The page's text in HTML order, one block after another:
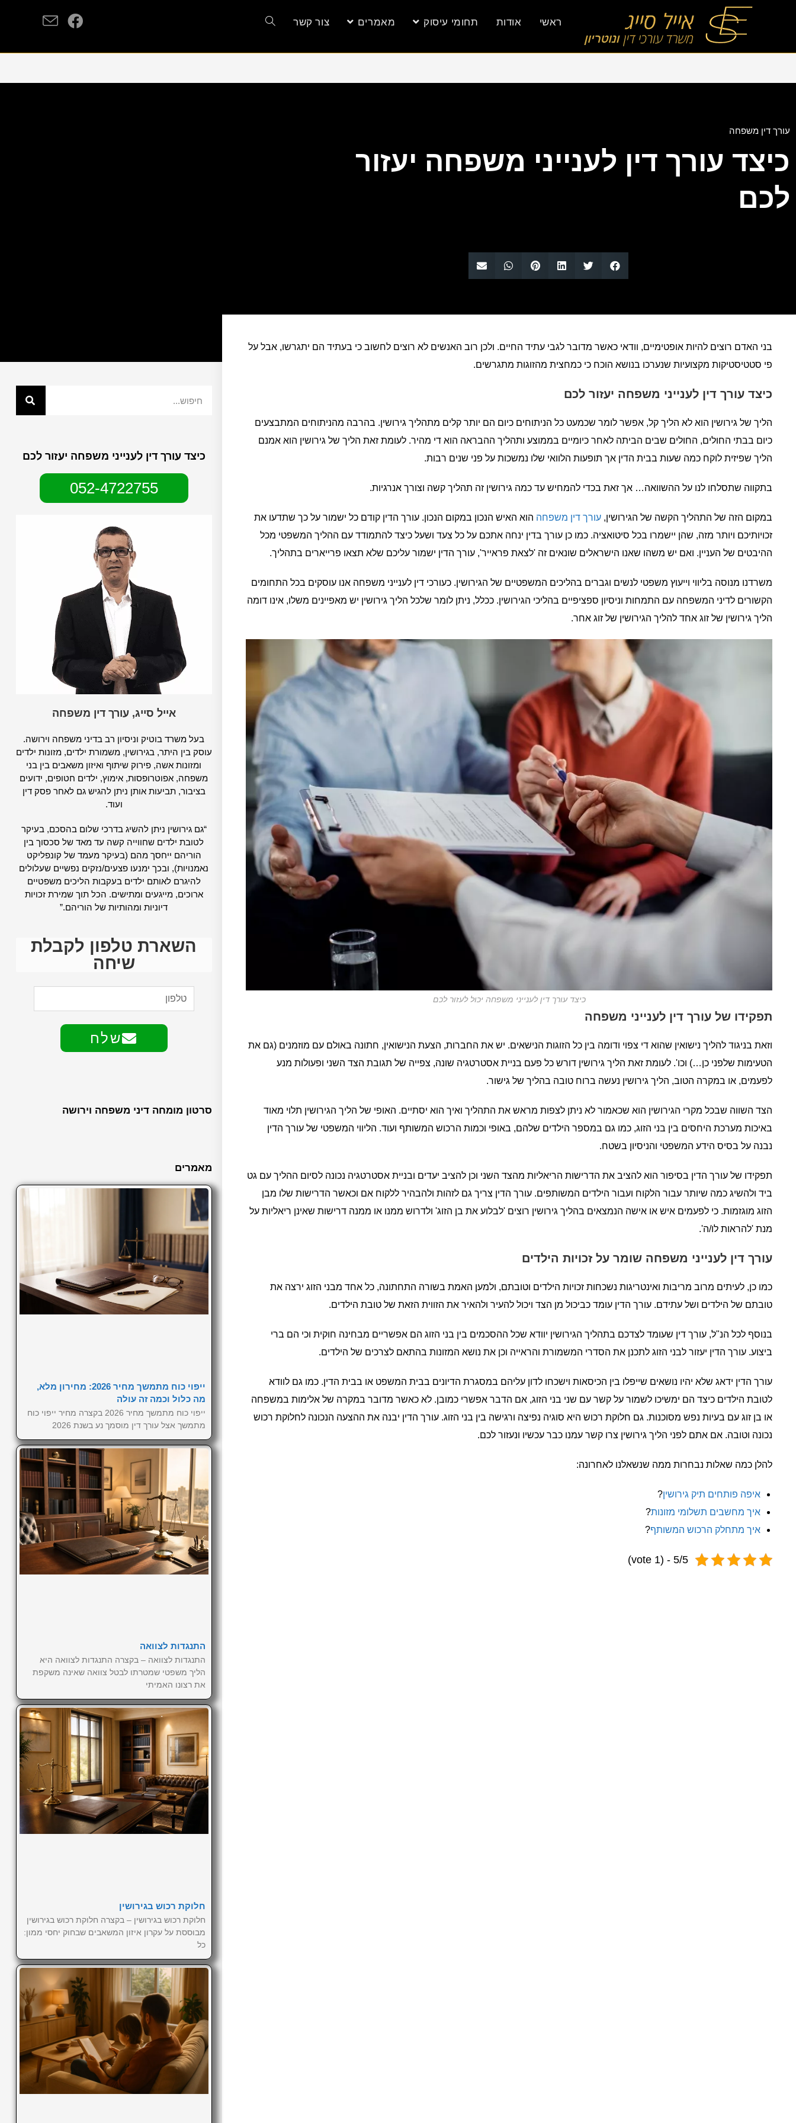
ראשי אודות תחומי עיסוק מאמרים צור קשר
עורך דין משפחה
כיצד עורך דין לענייני משפחה יעזור
לכם
בני האדם רוצים להיות אופטימיים, וודאי כאשר מדובר לגבי עתיד החיים. ולכן רוב האנשים לא רוצים לחשוב כי בעתיד הם יתגרשו, אבל על
פי סטטיסטיקות מקצועיות שנערכו בנושא הוכח כי כמחצית מהזוגות מתגרשים.
כיצד עורך דין לענייני משפחה יעזור לכם
הליך של גירושין הוא לא הליך קל, אפשר לומר שכמעט כל הניתוחים כיום הם יותר קלים מתהליך גירושין. בהרבה מהניתוחים המתבצעים
כיום בבתי החולים, החולים שבים הביתה לאחר כיומיים בממוצע ותהליך ההבראה הוא די מהיר. לעומת זאת הליך של גירושין הוא אמנם
הליך שפיזית לוקח כמה שעות בבית הדין אך תופעות הלוואי שלו נמשכות על פני שנים רבות.
בתקווה שתסלחו לנו על ההשוואה… אך זאת בכדי להמחיש עד כמה גירושין זה תהליך קשה וצורך אנרגיות.
במקום הזה של התהליך הקשה של הגירושין, עורך דין משפחה הוא האיש הנכון במקום הנכון. עורך הדין קודם כל ישמור על כך שתדעו את
זכויותיכם ויותר מזה, שהן יישמרו בכל סיטואציה. כמו כן עורך בדין ינחה אתכם על כל צעד ושעל כיצד להתמודד עם ההליך המשפטי מכל
ההיבטים של העניין. ואם יש משהו שאנו הישראלים שונאים זה 'לצאת פראייר', עורך הדין ישמור עליכם שלא תצאו פרייארים בתהליך.
משרדנו מנוסה בליווי וייעוץ משפטי לנשים וגברים בהליכים המשפטיים של הגירושין. כעורכי דין לענייני משפחה אנו עוסקים בכל התחומים
הקשורים לדיני המשפחה עם התמחות וניסיון ספציפיים בהליכי הגירושין. ככלל, ניתן לומר שלכל הליך גירושין יש מאפיינים משלו, אינו דומה
הליך גירושין של זוג אחד להליך הגירושין של זוג אחר.
כיצד עורך דין לענייני משפחה יכול לעזור לכם
תפקידו של עורך דין לענייני משפחה
וזאת בניגוד להליך נישואין שהוא די צפוי ודומה בין כל הזוגות הנישאים. יש את החברות, הצעת הנישואין, חתונה באולם עם מוזמנים (גם את
הטעימות שלפני כן…) וכו'. לעומת זאת הליך גירושין דורש כל פעם בניית אסטרטגיה שונה, צפייה של תגובת הצד השני ופעולות מנע
לפעמים, או במקרה הטוב, הליך גירושין נעשה ברוח טובה בהליך של גישור.
הצד השווה שבכל מקרי הגירושין הוא שכאמור לא ניתן לצפות מראש את התהליך ואיך הוא יסתיים. האופי של הליך הגירושין תלוי מאוד
באיכות מערכת היחסים בין בני הזוג, כמו גם במספר הילדים שלהם, באופי וכמות הרכוש המשותף ועוד. הליווי המשפטי של עורך הדין
נבנה על בסיס הידע המשפטי והניסיון בשטח.
תפקידו של עורך הדין בסיפור הוא להציב את הדרישות הריאליות מהצד השני וכן להציב יעדים ובניית אסטרטגיה נכונה לסיום ההליך עם גט
ביד ולהשיג כמה שיותר עבור הלקוח ועבור הילדים המשותפים. עורך הדין צריך גם לזהות ולהבהיר ללקוח אם וכאשר הדרישות שלו מבן
הזוג מוגזמות. כי לפעמים איש או אישה הנמצאים בהליך גירושין רוצים 'לבלוע את בן הזוג' ולדרוש ממנו או ממנה דרישות שאינן ריאליות על
מנת 'להראות לו/ה'.
עורך דין לענייני משפחה שומר על זכויות הילדים
כמו כן, לעיתים מרוב מריבות ואינטריגות נשכחות זכויות הילדים וטובתם, ולמען האמת בשורה התחתונה, כל אחד מבני הזוג ירצה את
טובתם של הילדים ושל עתידם. עורך הדין עומד כביכול מן הצד ויכול להעיר ולהאיר את הזווית הזאת של טובת הילדים.
בנוסף לכל הנ"ל, עורך דין שעומד לצדכם בתהליך הגירושין יוודא שכל ההסכמים בין בני הזוג הם אפשריים מבחינה חוקית וכי הם ברי
ביצוע. עורך הדין יעזור לבני הזוג לתכנן את הסדרי המשמורת והראייה וכן את נושא המזונות בהתאם לצרכים של הילדים.
עורך הדין ידאג שלא יהיו נושאים שייפלו בין הכיסאות וישכחו לדון עליהם במסגרת הדיונים בבית המשפט או בבית הדין. כמו גם לוודא
לטובת הילדים כיצד הם ימשיכו לשמור על קשר עם שני בני הזוג, אם הדבר אפשרי כמובן. לא כאשר מדובר במקרה של אלימות במשפחה
או בן זוג עם בעיות נפש מסוכנות. גם חלוקת רכוש היא סוגיה נפיצה ורגישה בין בני הזוג. עורך הדין יבנה את ההצעה הנכונה לחלוקת רכוש
נכונה וטובה. אם אתם לפני הליך גירושין צרו קשר עמנו כבר עכשיו ונעזור לכם.
להלן כמה שאלות נבחרות ממה שנשאלנו לאחרונה:
איפה פותחים תיק גירושין?
איך מחשבים תשלומי מזונות?
איך מתחלק הרכוש המשותף?
5/5 - (1 vote)
כיצד עורך דין לענייני משפחה יעזור לכם
052-4722755
אייל סייג, עורך דין משפחה
בעל משרד בוטיק וניסיון רב בדיני משפחה וירושה.
עוסק בין היתר, בגירושין, משמורת ילדים, מזונות ילדים
ומזונות אשה, פירוק שיתוף ואיזון משאבים בין בני
משפחה, אפוטרופסות, אימוץ, ילדים חטופים, ידועים
בציבור, תביעות אותן ניתן להגיש גם לאחר פסק דין
ועוד.
“גם גירושין ניתן להשיג בדרכי שלום בהסכם, בעיקר
לטובת ילדים שחווייה קשה עד מאד של סכסוך בין
הוריהם ייחסך מהם (בעיקר מעמד של קונפליקט
נאמנויות), ובכך ימנעו פצעים/נזקים נפשיים שעלולים
להיגרם לאותם ילדים בעקבות הליכים משפטיים
ארוכים, מייגעים ומתישים. הכל תוך שמירת זכויות
דיוניות ומהותיות של הוריהם.”
השארת טלפון לקבלת
שיחה
שלח
סרטון מומחה דיני משפחה וירושה
מאמרים
ייפוי כוח מתמשך מחיר 2026: מחירון מלא,
מה כלול וכמה זה עולה
ייפוי כוח מתמשך מחיר 2026 בקצרה מחיר ייפוי כוח
מתמשך אצל עורך דין מוסמך נע בשנת 2026
התנגדות לצוואה
התנגדות לצוואה – בקצרה התנגדות לצוואה היא
הליך משפטי שמטרתו לבטל צוואה שאינה משקפת
את רצונו האמיתי
חלוקת רכוש בגירושין
חלוקת רכוש בגירושין – בקצרה חלוקת רכוש בגירושין
מבוססת על עקרון איזון המשאבים שבחוק יחסי ממון:
כל